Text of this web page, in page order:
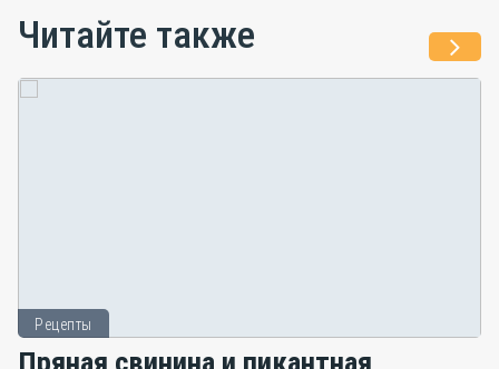
Читайте также
Рецепты
Пряная свинина и пикантная